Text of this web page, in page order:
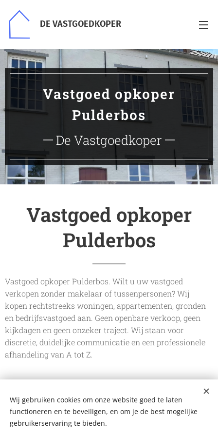
DE VASTGOEDKOPER
Vastgoed opkoper
Pulderbos
De Vastgoedkoper
Vastgoed opkoper
Pulderbos
Vastgoed opkoper Pulderbos. Wilt u uw vastgoed
verkopen zonder makelaar of tussenpersonen? Wij
kopen rechtstreeks woningen, appartementen, gronden
en bedrijfsvastgoed aan. Geen openbare verkoop, geen
kijkdagen en geen onzeker traject. Wij staan voor
discretie, duidelijke communicatie en een professionele
afhandeling van A tot Z.
De Vastgoedkoper
Bergstraat 109 A, 2220 Heist-op-den-Berg
+32 499 102 124
Wij gebruiken cookies om onze website goed te laten
functioneren en te beveiligen, en om je de best mogelijke
gebruikerservaring te bieden.